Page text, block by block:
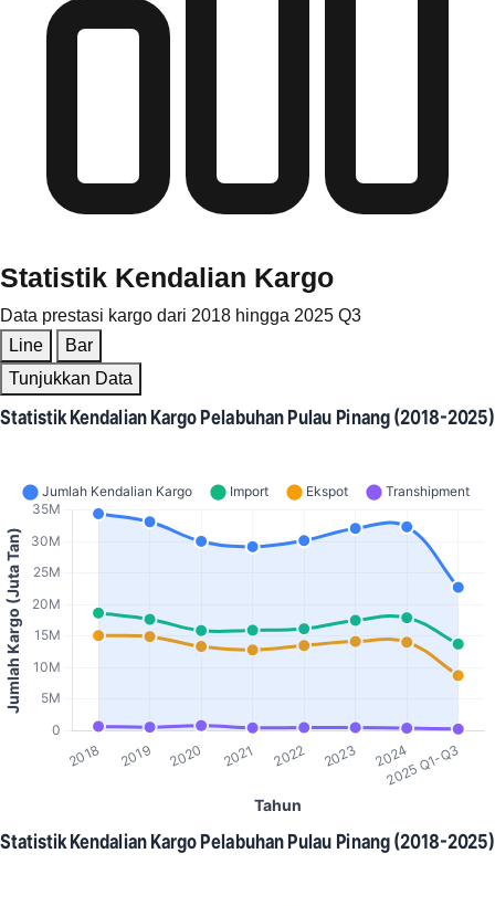
Statistik Kendalian Kargo
Data prestasi kargo dari 2018 hingga 2025 Q3
Line
Bar
Tunjukkan Data